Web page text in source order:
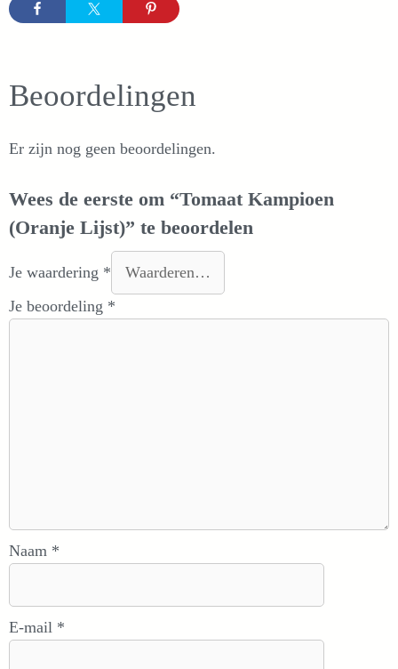
Beoordelingen
Er zijn nog geen beoordelingen.
Wees de eerste om “Tomaat Kampioen
(Oranje Lijst)” te beoordelen
Je waardering *
Je beoordeling *
Naam *
E-mail *